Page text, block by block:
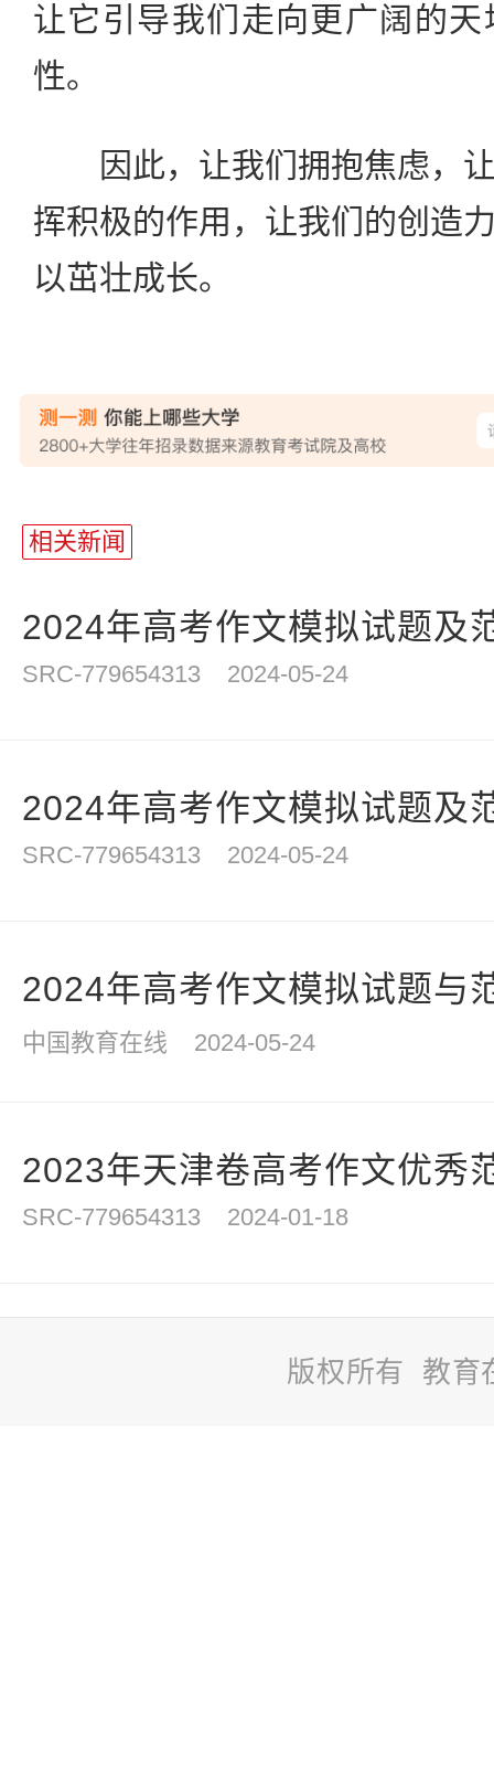
让它引导我们走向更广阔的
性。
因此，让我们拥抱焦虑，让
挥积极的作用，让我们的创造
以茁壮成长。
相关新闻
2024年高考作文模拟试题及
SRC-779654313 2024-05-24
2024年高考作文模拟试题及
SRC-779654313 2024-05-24
2024年高考作文模拟试题与
中国教育在线 2024-05-24
2023年天津卷高考作文优秀
SRC-779654313 2024-01-18
版权所有 教育